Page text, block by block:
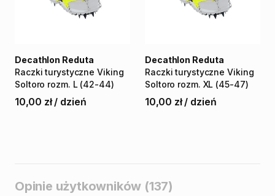
Raczki turystyczne Viking
Soltoro rozm. L (42-44)
Decathlon Reduta
10,00 zł / dzień
Raczki turystyczne Viking
Soltoro rozm. XL (45-47)
Decathlon Reduta
10,00 zł / dzień
Opinie użytkowników (137)